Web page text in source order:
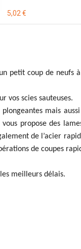
5,02 €
petit coup de neufs
vos scies sauteuses.
plongeantes mais
propose des
de l’acier
de coupes
meilleurs délais.